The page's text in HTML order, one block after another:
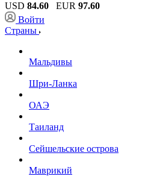
USD 84.60 EUR 97.60
Войти
Страны
Мальдивы
Шри-Ланка
ОАЭ
Таиланд
Сейшельские острова
Маврикий